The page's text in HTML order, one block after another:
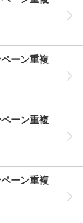
ーン重複
ーン重複
ーン重複